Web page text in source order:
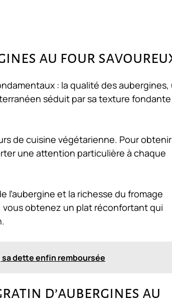
au four
: la qualité des aubergines,
séduit par sa texture
de cuisine végétarienne. Pour obtenir
une attention particulière à chaque
l’aubergine et la richesse du fromage
vous obtenez un plat réconfortant qui
dette enfin remboursée
d’aubergines au